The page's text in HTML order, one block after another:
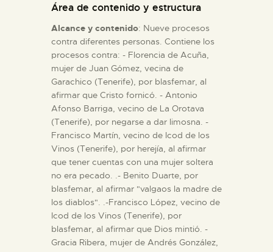
ESPAÑOL
Área de contenido y estructura
Alcance y contenido: Nueve procesos
contra diferentes personas. Contiene los
procesos contra: - Florencia de Acuña,
mujer de Juan Gómez, vecina de
Garachico (Tenerife), por blasfemar, al
afirmar que Cristo fornicó. - Antonio
Afonso Barriga, vecino de La Orotava
(Tenerife), por negarse a dar limosna. -
Francisco Martín, vecino de Icod de los
Vinos (Tenerife), por herejía, al afirmar
que tener cuentas con una mujer soltera
no era pecado. .- Benito Duarte, por
blasfemar, al afirmar "valgaos la madre de
los diablos". .-Francisco López, vecino de
Icod de los Vinos (Tenerife), por
blasfemar, al afirmar que Dios mintió. -
Gracia Ribera, mujer de Andrés González,